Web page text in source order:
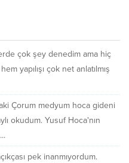
çok şey denedim ama hiç
yapılışı çok net anlatılmış
Çorum medyum hoca gideni
okudum. Yusuf Hoca'nın
pek inanmıyordum.